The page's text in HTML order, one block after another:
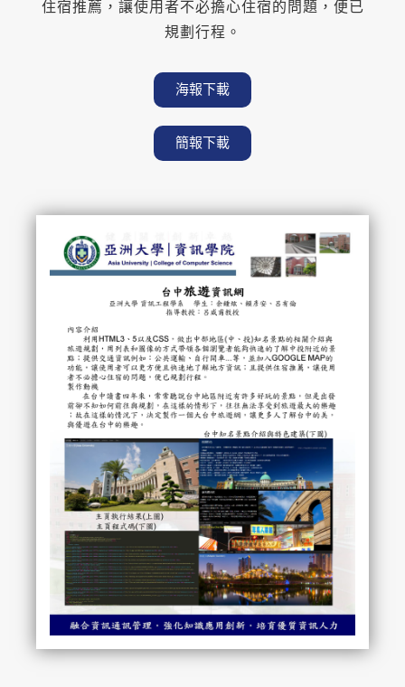
住宿推薦，讓使用者不必擔心住宿的問題，便已
規劃行程。
海報下載
簡報下載